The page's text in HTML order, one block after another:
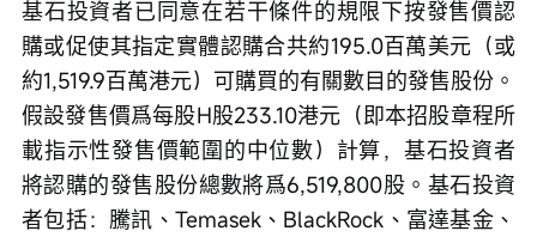
基石投資者已同意在若干條件的規限下按發售價認
購或促使其指定實體認購合共約195.0百萬美元（或
約1,519.9百萬港元）可購買的有關數目的發售股份。
假設發售價爲每股H股233.10港元（即本招股章程所
載指示性發售價範圍的中位數）計算，基石投資者
將認購的發售股份總數將爲6,519,800股。基石投資
者包括：騰訊、Temasek、BlackRock、富達基金、